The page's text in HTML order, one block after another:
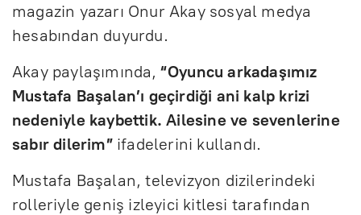
magazin yazarı Onur Akay sosyal medya
hesabından duyurdu.
Akay paylaşımında,“Oyuncu arkadaşımız
Mustafa Başalan’ı geçirdiği ani kalp krizi
nedeniyle kaybettik. Ailesine ve sevenlerine
sabır dilerim”ifadelerini kullandı.
Mustafa Başalan, televizyon dizilerindeki
rolleriyle geniş izleyici kitlesi tarafından